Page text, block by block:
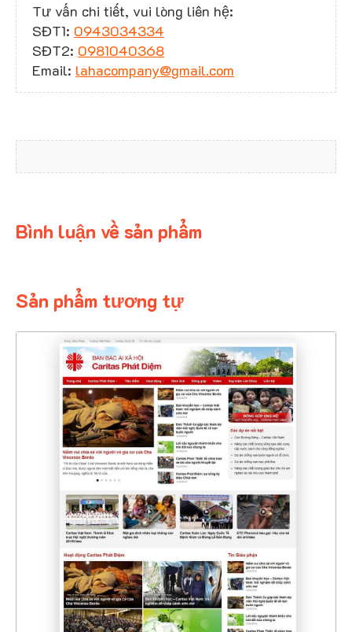
Tư vấn chi tiết, vui lòng liên hệ:
SĐT1: 0943034334
SĐT2: 0981040368
Email: lahacompany@gmail.com
Bình luận về sản phẩm
Sản phẩm tương tự
4468
CHI TIẾT